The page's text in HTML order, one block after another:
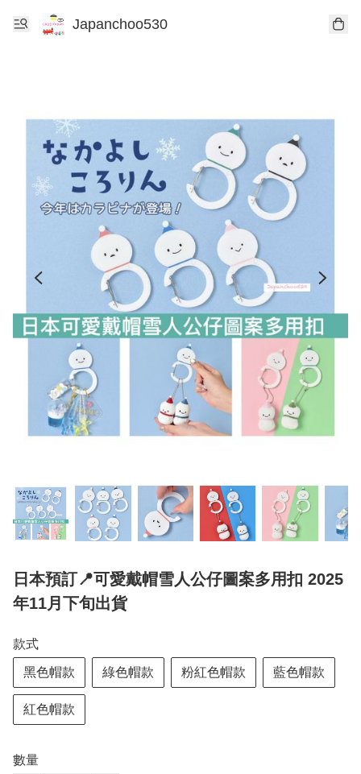
Japanchoo530
日本預訂📍可愛戴帽雪人公仔圖案多用扣 2025
年11月下旬出貨
款式
黑色帽款 綠色帽款 粉紅色帽款 藍色帽款
紅色帽款
數量